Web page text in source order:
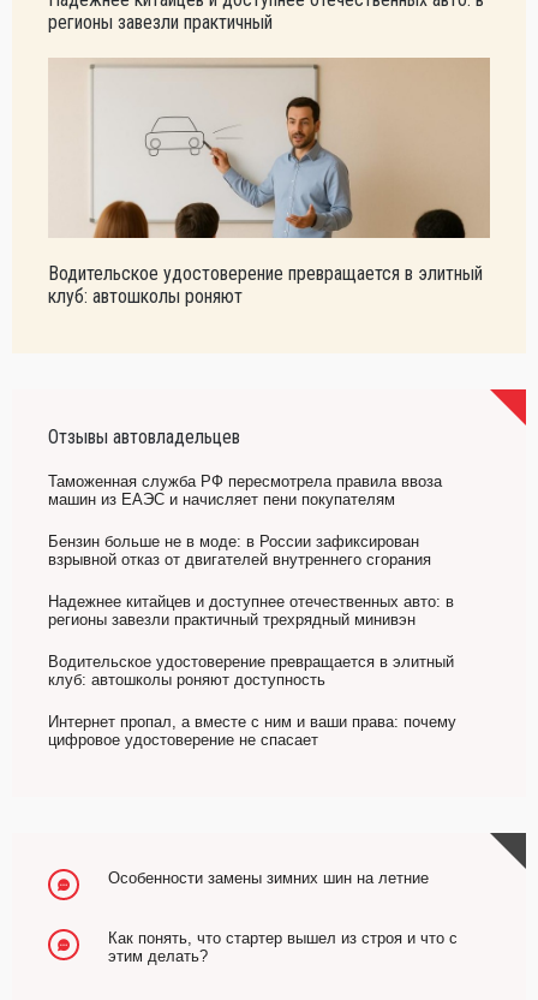
регионы завезли практичный
Водительское удостоверение превращается в элитный
клуб: автошколы роняют
Отзывы автовладельцев
Таможенная служба РФ пересмотрела правила ввоза
машин из ЕАЭС и начисляет пени покупателям
Бензин больше не в моде: в России зафиксирован
взрывной отказ от двигателей внутреннего сгорания
Надежнее китайцев и доступнее отечественных авто: в
регионы завезли практичный трехрядный минивэн
Водительское удостоверение превращается в элитный
клуб: автошколы роняют доступность
Интернет пропал, а вместе с ним и ваши права: почему
цифровое удостоверение не спасает
Особенности замены зимних шин на летние
Как понять, что стартер вышел из строя и что с
этим делать?